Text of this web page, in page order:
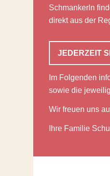
Schmankerln
direkt aus der
JEDERZEIT
Im Folgenden
sowie die
Wir freuen uns
Ihre Familie